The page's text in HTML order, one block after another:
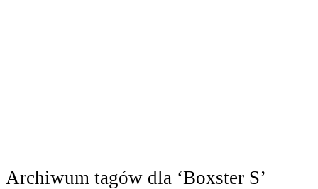
Archiwum tagów dla ‘Boxster S’